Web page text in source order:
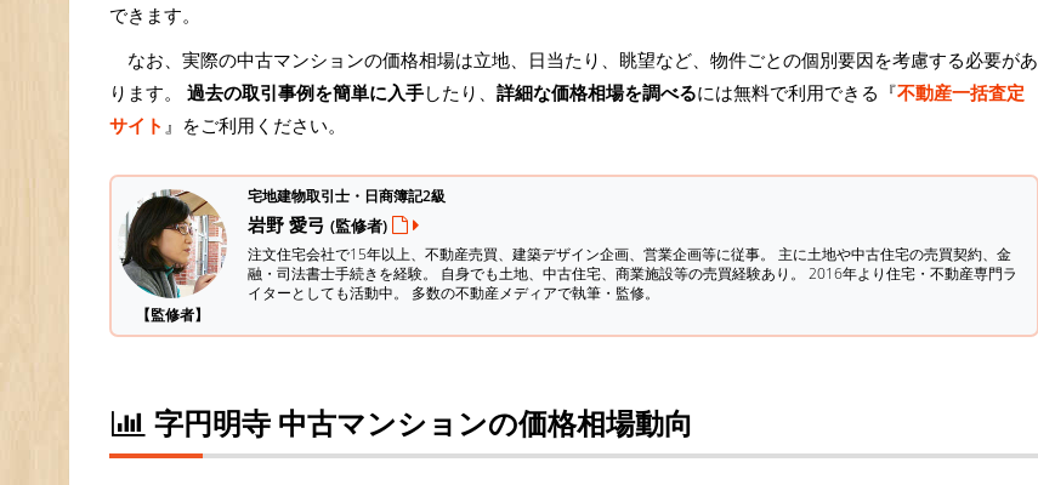
できます。
なお、実際の中古マンションの価格相場は立地、日当たり、眺望など、物件ごとの個別要因を考慮する必要があ
ります。 過去の取引事例を簡単に入手したり、 詳細な価格相場を調べるには無料で利用できる『不動産一括査定
サイト 』をご利用ください。
【監修者】
宅地建物取引士・日商簿記2級
岩野 愛弓 (監修者)
注文住宅会社で15年以上、不動産売買、建築デザイン企画、営業企画等に従事。 主に土地や中古住宅の売買契約、金
融・司法書士手続きを経験。 自身でも土地、中古住宅、商業施設等の売買経験あり。 2016年より住宅・不動産専門ラ
イターとしても活動中。 多数の不動産メディアで執筆・監修。
字円明寺 中古マンションの価格相場動向